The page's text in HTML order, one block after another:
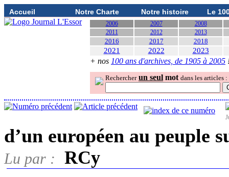
Accueil Notre Charte Notre histoire Le
2006 2007
2008
2011
2012 2013
2016 2017 2018
2021 2022 2023
+ nos 100 ans d'archives, de 1905 à 2005
Rechercher un seul mot dans les articles :
d’un européen au peuple
Lu par :
RCy